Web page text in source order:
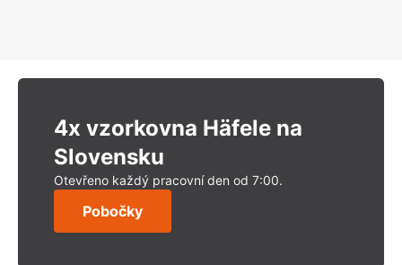
4x vzorkovna Häfele na
Slovensku
Otevřeno každý pracovní den od 7:00.
Pobočky